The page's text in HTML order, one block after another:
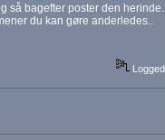
så bagefter poster den herinde.
du kan gøre anderledes..
Logged